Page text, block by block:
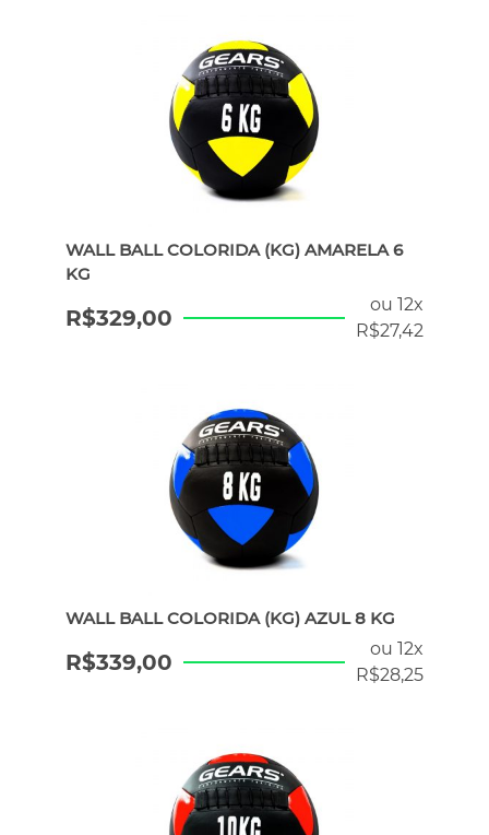
WALL BALL COLORIDA (KG) AMARELA 6
KG
ou 12x
R$27,42
R$329,00
WALL BALL COLORIDA (KG) AZUL 8 KG
ou 12x
R$28,25
R$339,00